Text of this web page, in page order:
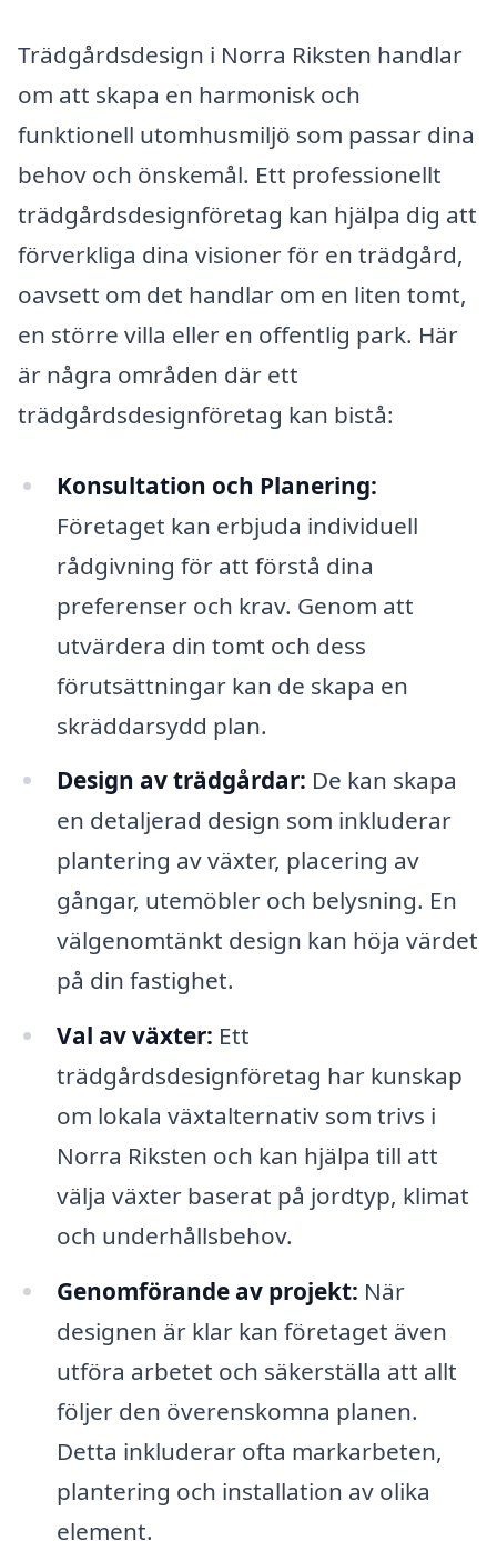
Trädgårdsdesign i Norra Riksten handlar
om att skapa en harmonisk och
funktionell utomhusmiljö som passar dina
behov och önskemål. Ett professionellt
trädgårdsdesignföretag kan hjälpa dig att
förverkliga dina visioner för en trädgård,
oavsett om det handlar om en liten tomt,
en större villa eller en offentlig park. Här
är några områden där ett
trädgårdsdesignföretag kan bistå:
Konsultation och Planering:
Företaget kan erbjuda individuell
rådgivning för att förstå dina
preferenser och krav. Genom att
utvärdera din tomt och dess
förutsättningar kan de skapa en
skräddarsydd plan.
Design av trädgårdar: De kan skapa
en detaljerad design som inkluderar
plantering av växter, placering av
gångar, utemöbler och belysning. En
välgenomtänkt design kan höja värdet
på din fastighet.
Val av växter: Ett
trädgårdsdesignföretag har kunskap
om lokala växtalternativ som trivs i
Norra Riksten och kan hjälpa till att
välja växter baserat på jordtyp, klimat
och underhållsbehov.
Genomförande av projekt: När
designen är klar kan företaget även
utföra arbetet och säkerställa att allt
följer den överenskomna planen.
Detta inkluderar ofta markarbeten,
plantering och installation av olika
element.